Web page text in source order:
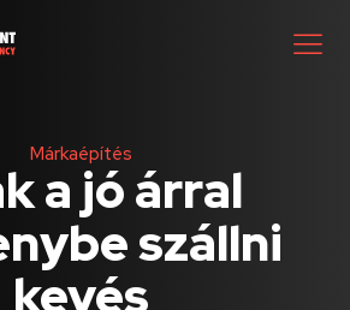
Márkaépítés
a jó árral
szállni
kevés